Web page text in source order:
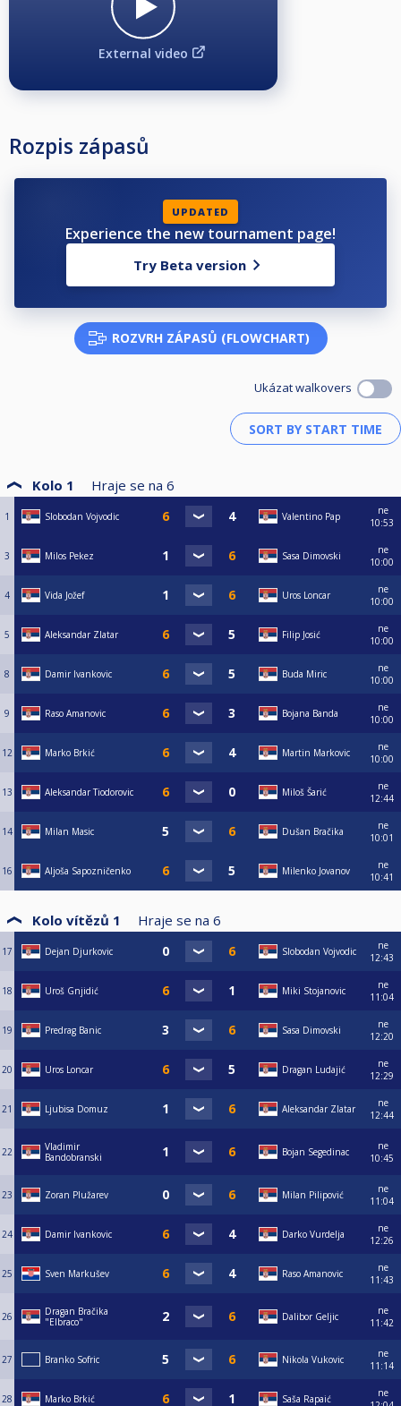
External video
Rozpis zápasů
UPDATED
Experience the new tournament page!
Try Beta version
ROZVRH ZÁPASŮ (FLOWCHART)
Ukázat walkovers
Kolo 1 Hraje se na 6
1 Slobodan Vojvodic Valentino Pap
ne
10:53
3 Milos Pekez Sasa Dimovski
ne
10:00
4 Vida Jožef Uros Loncar
ne
10:00
5 Aleksandar Zlatar Filip Josić
ne
10:00
8 Damir Ivankovic Buda Miric
ne
10:00
9 Raso Amanovic Bojana Banda
ne
10:00
12 Marko Brkić Martin Markovic
ne
10:00
13 Aleksandar Tiodorovic Miloš Šarić
ne
12:44
14 Milan Masic Dušan Bračika
ne
10:01
16 Aljoša Sapozničenko Milenko Jovanov
ne
10:41
Kolo vítězů 1 Hraje se na 6
17 Dejan Djurkovic Slobodan Vojvodic
ne
12:43
18 Uroš Gnjidić Miki Stojanovic
ne
11:04
19 Predrag Banic Sasa Dimovski
ne
12:20
20 Uros Loncar Dragan Ludajić
ne
12:29
21 Ljubisa Domuz Aleksandar Zlatar
ne
12:44
22
Vladimir
Bandobranski
Bojan Segedinac
ne
10:45
23 Zoran Plužarev Milan Pilipović
ne
11:04
24 Damir Ivankovic Darko Vurdelja
ne
12:26
25 Sven Markušev Raso Amanovic
ne
11:43
26
Dragan Bračika
"Elbraco"
Dalibor Geljic
ne
11:42
27 Branko Sofric Nikola Vukovic
ne
11:14
28 Marko Brkić Saša Rapaić
ne